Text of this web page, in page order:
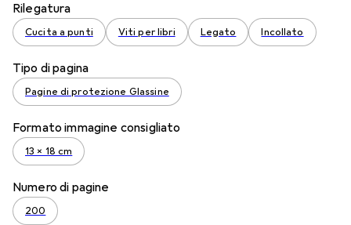
Rilegatura
Cucita a punti Viti per libri Legato Incollato
Tipo di pagina
Pagine di protezione Glassine
Formato immagine consigliato
13 x 18 cm
Numero di pagine
200